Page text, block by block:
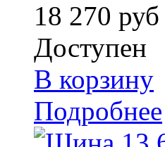
18 270 руб
Доступен
В корзину
Подробнее